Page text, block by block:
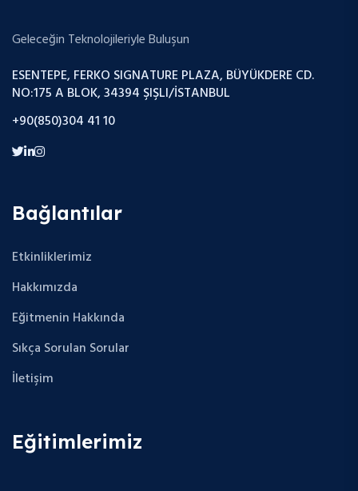
Geleceğin Teknolojileriyle Buluşun
ESENTEPE, FERKO SIGNATURE PLAZA, BÜYÜKDERE CD.
NO:175 A BLOK, 34394 ŞIŞLI/İSTANBUL
+90(850)304 41 10
Bağlantılar
Etkinliklerimiz
Hakkımızda
Eğitmenin Hakkında
Sıkça Sorulan Sorular
İletişim
Eğitimlerimiz